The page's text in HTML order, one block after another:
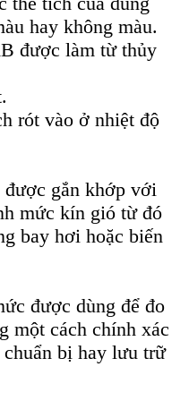
hay không màu.
được làm từ thủy
rót vào ở nhiệt độ
được gắn khớp với
mức kín gió từ đó
bay hơi hoặc biến
được dùng để đo
một cách chính xác
bị hay lưu trữ